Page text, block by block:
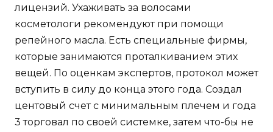
лицензий. Ухаживать за волосами
косметологи рекомендуют при помощи
репейного масла. Есть специальные фирмы,
которые занимаются проталкиванием этих
вещей. По оценкам экспертов, протокол может
вступить в силу до конца этого года. Создал
центовый счет с минимальным плечем и года
3 торговал по своей системке, затем что-бы не